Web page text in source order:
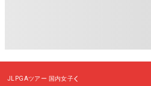
JLPGAツアー 国内女子